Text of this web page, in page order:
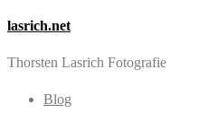
lasrich.net
Thorsten Lasrich Fotografie
Blog